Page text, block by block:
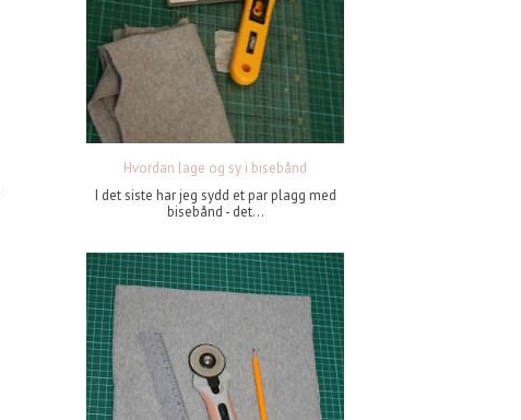
Hvordan lage og sy i bisebånd
I det siste har jeg sydd et par plagg med
bisebånd - det...